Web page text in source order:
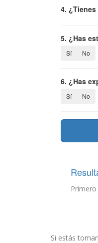
4.
5. ¿Has
Sí No
6. ¿Has
Sí No
Si estás